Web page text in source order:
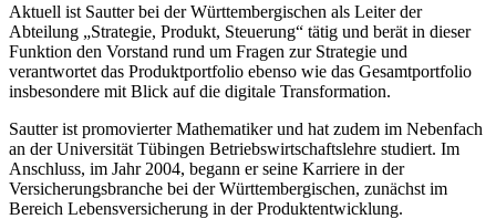
Aktuell ist Sautter bei der Württembergischen als Leiter der
Abteilung „Strategie, Produkt, Steuerung“ tätig und berät in dieser
Funktion den Vorstand rund um Fragen zur Strategie und
verantwortet das Produktportfolio ebenso wie das Gesamtportfolio
insbesondere mit Blick auf die digitale Transformation.
Sautter ist promovierter Mathematiker und hat zudem im Nebenfach
an der Universität Tübingen Betriebswirtschaftslehre studiert. Im
Anschluss, im Jahr 2004, begann er seine Karriere in der
Versicherungsbranche bei der Württembergischen, zunächst im
Bereich Lebensversicherung in der Produktentwicklung.